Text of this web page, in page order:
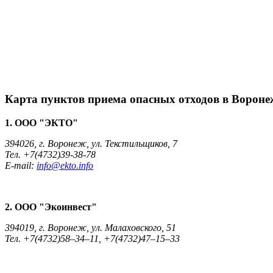
Карта пунктов приема опасных отходов в
1. ООО "ЭКТО"
394026, г. Воронеж, ул. Текстильщиков, 7
Тел. +7(4732)39-38-78
E-mail: info@ekto.info
2. ООО "Экоинвест"
394019, г. Воронеж, ул. Малаховского, 51
Тел. +7(4732)58–34–11, +7(4732)47–15–33